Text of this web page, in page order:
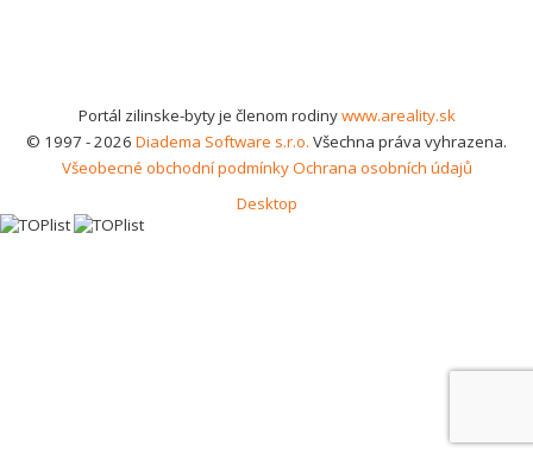
Portál zilinske-byty je členom rodinywww.areality.sk
© 1997 - 2026 Diadema Software s.r.o. Všechna práva vyhrazena.
Všeobecné obchodní podmínkyOchrana osobních údajů
Desktop